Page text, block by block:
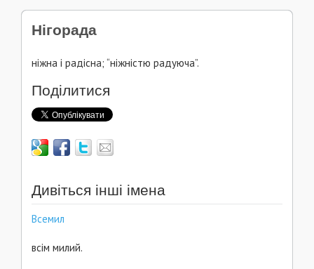
Нігорада
ніжна і радісна; “ніжністю радуюча”.
Поділитися
Дивіться інші імена
Всемил
всім милий.